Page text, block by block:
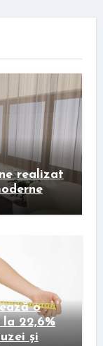
realizat
o
22,6%
și